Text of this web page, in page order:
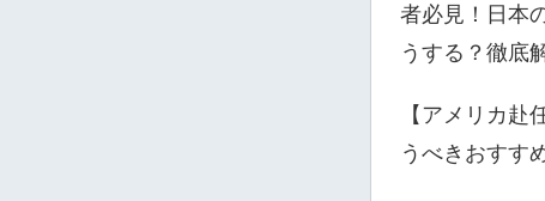
者必見！日本
うする？徹底
【アメリカ赴
うべきおすす